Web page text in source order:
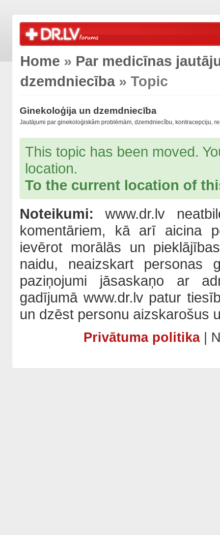
Home » Par medicīnas
dzemdniecība» Topic
Ginekoloģija un dzemdniecība
Jautājumi par ginekoloģiskâm problēmām, dzemdniecîbu, kontracepciju,
This topic has been moved.
location.
To the current location of
Noteikumi:www.dr.lv
komentāriem, kā arī aicina
ievērot morālās un
naidu, neaizskart personas
paziņojumi jāsaskaņo ar
gadījumā www.dr.lv patur
un dzēst personu aizskarošus
Privātuma politika|